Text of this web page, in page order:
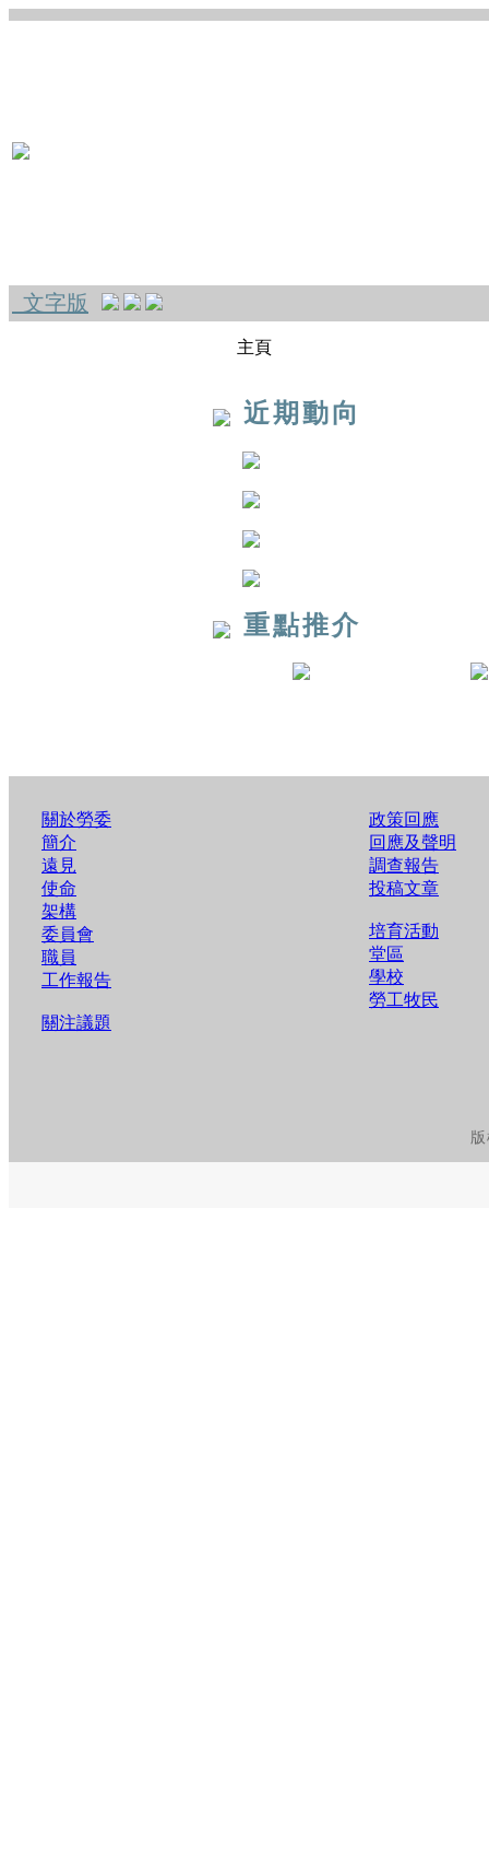
文字版
主頁
近期動向
重點推介
關於勞委
簡介
遠見
使命
架構
委員會
職員
工作報告
關注議題
政策回應
回應及聲明
調查報告
投稿文章
培育活動
堂區
學校
勞工牧民